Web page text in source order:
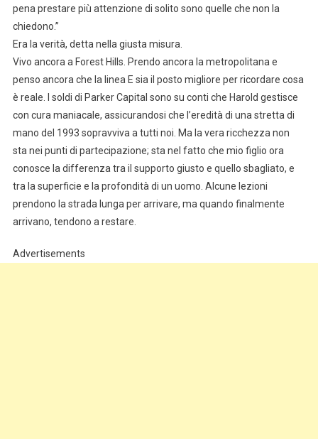
pena prestare più attenzione di solito sono quelle che non la
chiedono.”
Era la verità, detta nella giusta misura.
Vivo ancora a Forest Hills. Prendo ancora la metropolitana e
penso ancora che la linea E sia il posto migliore per ricordare cosa
è reale. I soldi di Parker Capital sono su conti che Harold gestisce
con cura maniacale, assicurandosi che l’eredità di una stretta di
mano del 1993 sopravviva a tutti noi. Ma la vera ricchezza non
sta nei punti di partecipazione; sta nel fatto che mio figlio ora
conosce la differenza tra il supporto giusto e quello sbagliato, e
tra la superficie e la profondità di un uomo. Alcune lezioni
prendono la strada lunga per arrivare, ma quando finalmente
arrivano, tendono a restare.
Advertisements